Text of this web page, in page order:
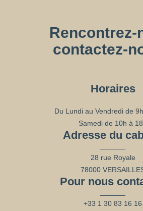
Rencontrez-
contactez-
Horaires
Du Lundi au Vendredi de
Samedi de 10h à
Adresse du
28 rue Royale
78000
Pour nous
+33 1 30 83 16 16